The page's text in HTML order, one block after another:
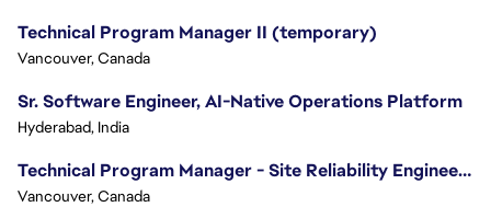
Technical Program Manager II (temporary)
Vancouver, Canada
Sr. Software Engineer, AI-Native Operations Platform
Hyderabad, India
Technical Program Manager - Site Reliability Engineering (SRE)
Vancouver, Canada